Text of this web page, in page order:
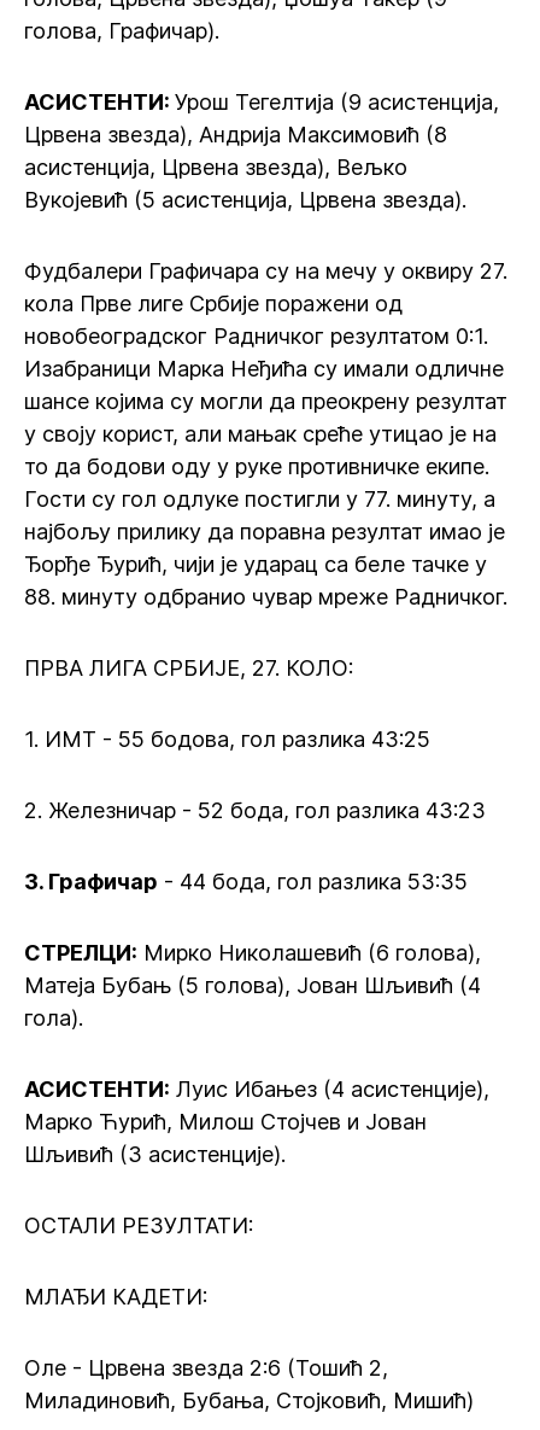
голова, Графичар).
АСИСТЕНТИ: Урош Тегелтија (9 асистенција,
Црвена звезда), Андрија Максимовић (8
асистенција, Црвена звезда), Вељко
Вукојевић (5 асистенција, Црвена звезда).
Фудбалери Графичара су на мечу у оквиру 27.
кола Прве лиге Србије поражени од
новобеоградског Радничког резултатом 0:1.
Изабраници Марка Неђића су имали одличне
шансе којима су могли да преокрену резултат
у своју корист, али мањак среће утицао је на
то да бодови оду у руке противничке екипе.
Гости су гол одлуке постигли у 77. минуту, а
најбољу прилику да поравна резултат имао је
Ђорђе Ђурић, чији је ударац са беле тачке у
88. минуту одбранио чувар мреже Радничког.
ПРВА ЛИГА СРБИЈЕ, 27. КОЛО:
1. ИМТ - 55 бодова, гол разлика 43:25
2. Железничар - 52 бода, гол разлика 43:23
3. Графичар - 44 бода, гол разлика 53:35
СТРЕЛЦИ: Мирко Николашевић (6 голова),
Матеја Бубањ (5 голова), Јован Шљивић (4
гола).
АСИСТЕНТИ: Луис Ибањез (4 асистенције),
Марко Ћурић, Милош Стојчев и Јован
Шљивић (3 асистенције).
ОСТАЛИ РЕЗУЛТАТИ:
МЛАЂИ КАДЕТИ:
Оле - Црвена звезда 2:6 (Тошић 2,
Миладиновић, Бубања, Стојковић, Мишић)